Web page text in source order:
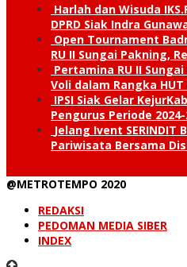
Harlah dan Wisuda
DPRD Siak Indra
Open Tournament
RU II Sungai Pakning,
Pertamina RU II
Voli dalam Rangka
IPSI Siak Gelar
Pengurus Periode 2024-
Jelang Ivent SERINDIT
Pariwisata Bersama
@METROTEMPO 2020
REDAKSI
PEDOMAN MEDIA SIBER
INDEX